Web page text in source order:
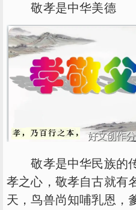
敬孝是中华美德
敬孝是中华民族的传
孝之心，敬孝自古就有
天，鸟兽尚知哺乳恩，